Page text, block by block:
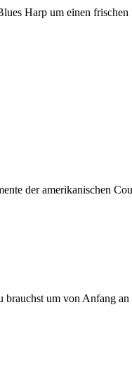
Harp um einen frischen
der amerikanischen
um von Anfang